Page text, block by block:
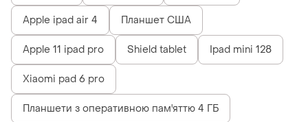
Apple ipad air 4 Планшет США
Apple 11 ipad pro Shield tablet Ipad mini 128
Xiaomi pad 6 pro
Планшети з оперативною пам'яттю 4 ГБ